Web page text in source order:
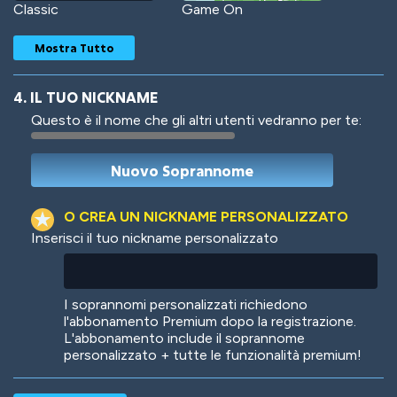
Classic Game On
Woof Jungle Cats
Mostra Tutto
4. IL TUO NICKNAME
Questo è il nome che gli altri utenti vedranno per te:
O CREA UN NICKNAME PERSONALIZZATO
Inserisci il tuo nickname personalizzato
I soprannomi personalizzati richiedono
l'abbonamento Premium dopo la registrazione.
L'abbonamento include il soprannome
personalizzato + tutte le funzionalità premium!